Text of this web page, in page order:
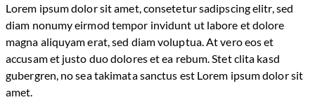
Lorem ipsum dolor sit amet, consetetur sadipscing elitr, sed
diam nonumy eirmod tempor invidunt ut labore et dolore
magna aliquyam erat, sed diam voluptua. At vero eos et
accusam et justo duo dolores et ea rebum. Stet clita kasd
gubergren, no sea takimata sanctus est Lorem ipsum dolor sit
amet.